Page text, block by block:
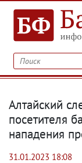
Алтайский
посетителя
нападения
31.01.2023 18:08